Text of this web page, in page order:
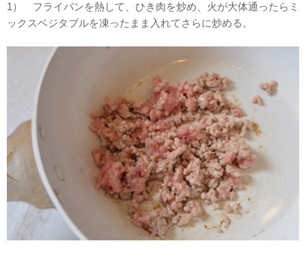
1） フライパンを熱して、ひき肉を炒め、火が大体通ったらミ
ックスベジタブルを凍ったまま入れてさらに炒める。